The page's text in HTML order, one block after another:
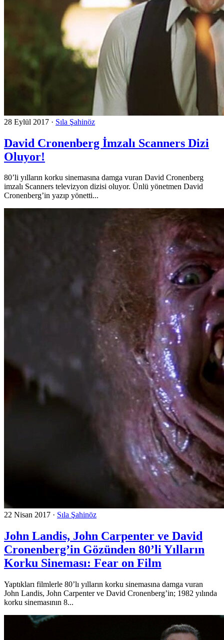
28 Eylül 2017 · Sıla Şahinöz
David Cronenberg İmzalı Scanners Dizi
Oluyor!
80’li yılların korku sinemasına damga vuran David Cronenberg
imzalı Scanners televizyon dizisi oluyor. Ünlü yönetmen David
Cronenberg’in yazıp yönetti...
22 Nisan 2017 · Sıla Şahinöz
John Landis, John Carpenter ve David
Cronenberg’in Gözünden 80’li Yılların
Korku Sineması: Fear on Film
Yaptıkları filmlerle 80’lı yılların korku sinemasına damga vuran
John Landis, John Carpenter ve David Cronenberg’in; 1982 yılında
korku sinemasının 8...